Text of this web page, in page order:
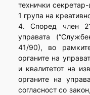
технички
1 група на
4. Според член
управата
41/90), во
органите на
и квалитетот на
органите на
согласност со